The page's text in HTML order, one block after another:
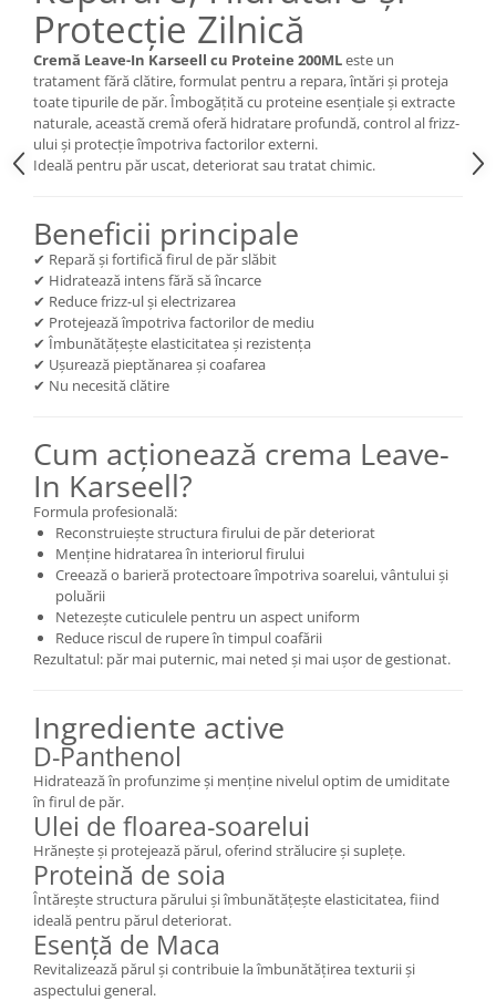
Cătină
Chlorella
Colina
Electroliti
Produse Apicole
Protecție Zilnică
Cremă Leave-In Karseell cu Proteine 200MLeste un
tratament fără clătire, formulat pentru a repara, întări și proteja
toate tipurile de păr. Îmbogățită cu proteine esențiale și extracte
naturale, această cremă oferă hidratare profundă, control al frizz-
ului și protecție împotriva factorilor externi.
Ideală pentru păr uscat, deteriorat sau tratat chimic.
Beneficii principale
✔ Repară și fortifică firul de păr slăbit
✔ Hidratează intens fără să încarce
✔ Reduce frizz-ul și electrizarea
✔ Protejează împotriva factorilor de mediu
✔ Îmbunătățește elasticitatea și rezistența
✔ Ușurează pieptănarea și coafarea
✔ Nu necesită clătire
Cum acționează crema Leave-
In Karseell?
Formula profesională:
Reconstruiește structura firului de păr deteriorat
Menține hidratarea în interiorul firului
Creează o barieră protectoare împotriva soarelui, vântului și
poluării
Netezește cuticulele pentru un aspect uniform
Reduce riscul de rupere în timpul coafării
Rezultatul: păr mai puternic, mai neted și mai ușor de gestionat.
Ingrediente active
D-Panthenol
Hidratează în profunzime și menține nivelul optim de umiditate
în firul de păr.
Ulei de floarea-soarelui
Hrănește și protejează părul, oferind strălucire și suplețe.
Proteină de soia
Întărește structura părului și îmbunătățește elasticitatea, fiind
ideală pentru părul deteriorat.
Esență de Maca
Revitalizează părul și contribuie la îmbunătățirea texturii și
aspectului general.